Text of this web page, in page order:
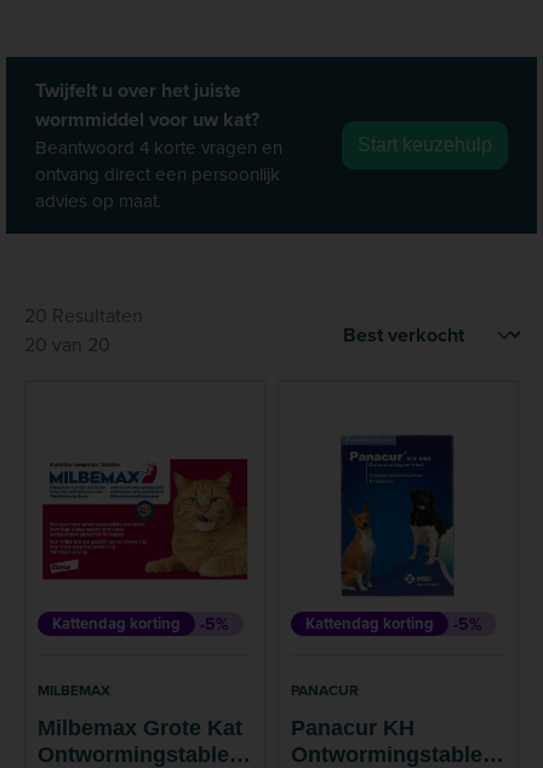
Twijfelt u over het juiste
wormmiddel voor uw kat?
Beantwoord 4 korte vragen en
ontvang direct een persoonlijk
advies op maat.
Start keuzehulp
20 Resultaten
20 van 20
Kattendag korting -5%
MILBEMAX
Milbemax Grote Kat
Ontwormingstablett
Kattendag korting -5%
PANACUR
Panacur KH
Ontwormingstablett